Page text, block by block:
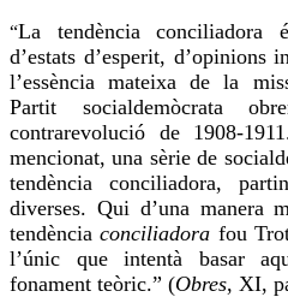
“La tendència conciliadora
d’estats d’esperit, d’opinions
l’essència mateixa de la
Partit socialdemòcrata
contrarevolució de 1908-
mencionat, una sèrie de
tendència conciliadora,
diverses. Qui d’una manera
tendènciaconciliadora fou
l’únic que intentà basar
fonament teòric.” (Obres, XI,